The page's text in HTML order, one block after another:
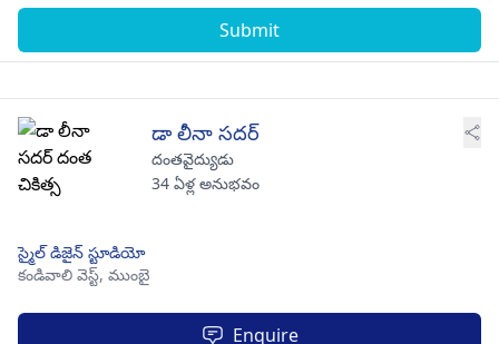
Submit
డా లీనా సదర్
దంతవైద్యుడు
34 ఏళ్ల అనుభవం
స్మైల్ డిజైన్ స్టూడియో
కండివాలి వెస్ట్, ముంబై
Enquire